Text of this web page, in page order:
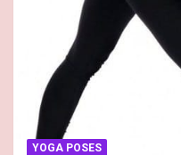
YOGA POSES